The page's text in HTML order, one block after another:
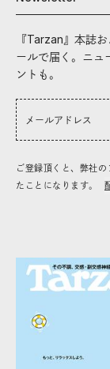
『Tarzan』本誌
ールで届く。ニュ
ントも。
ご登録頂くと、弊社
たことになります。